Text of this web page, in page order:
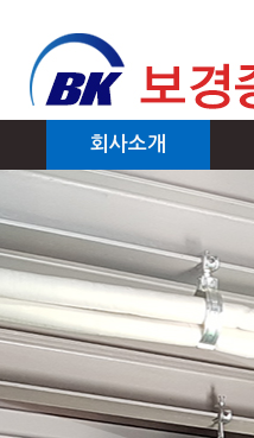
회사소개